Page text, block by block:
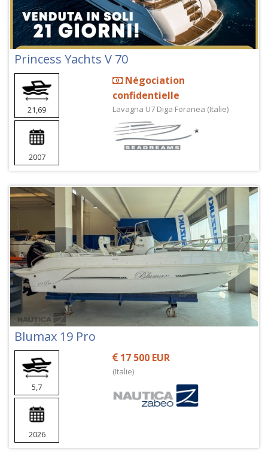
Princess Yachts V 70
21,69
2007
Négociation
confidentielle
Lavagna U7 Diga Foranea (Italie)
Blumax 19 Pro
5,7
2026
17 500 EUR
(Italie)